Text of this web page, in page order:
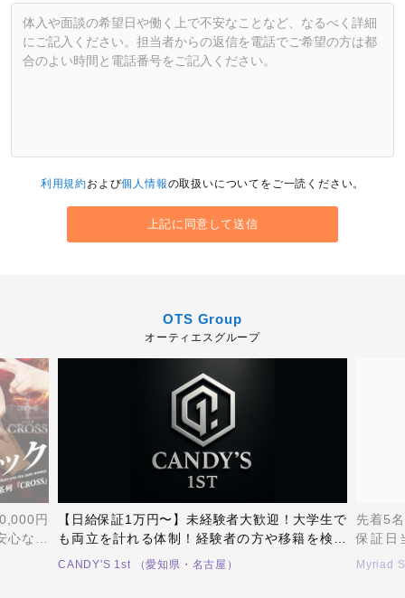
利用規約および個人情報の取扱いについてをご一読ください。
OTS Group
オーティエスグループ
学生で
検討
先着5名に入店祝い金！3万円以上支給！！最低
保証日当10,000円相当！！未経験からの売上
100万達成90%！育成に自信あり！体験料目当
Myriad Story （愛知県・名古屋）
体験費
15,000
免除！
HOMME